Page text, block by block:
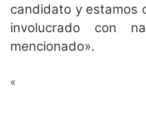
candidato y estamos
involucrado con
mencionado».
«